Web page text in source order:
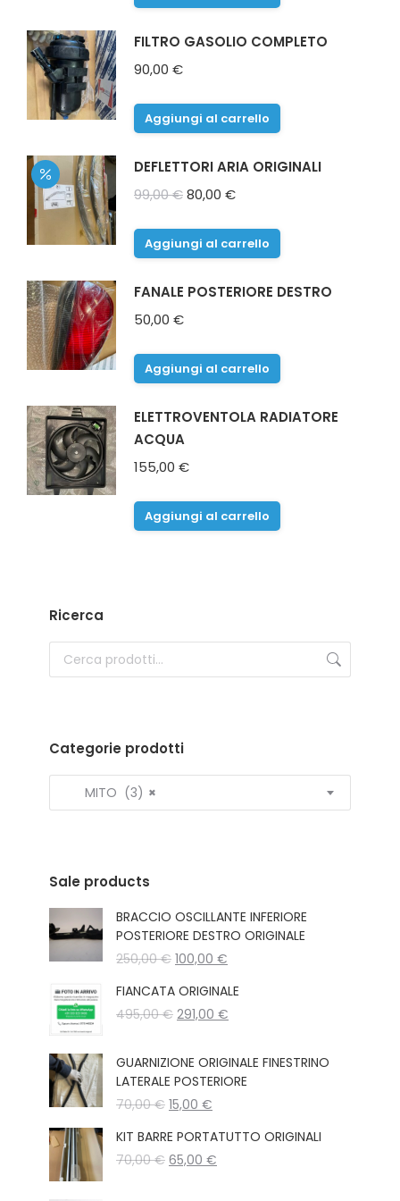
FILTRO GASOLIO COMPLETO
90,00 €
Aggiungi al carrello
DEFLETTORI ARIA ORIGINALI
99,00€Il
originale
99,00 €.
80,00 €Il
attuale
80,00 €.
Aggiungi al carrello
FANALE POSTERIORE DESTRO
50,00 €
Aggiungi al carrello
ELETTROVENTOLA RADIATORE
ACQUA
155,00 €
Aggiungi al carrello
Ricerca
Categorie prodotti
×
MITO (3)
Sale products
BRACCIO OSCILLANTE INFERIORE
POSTERIORE DESTRO ORIGINALE
250,00€ Il
originale
era:
100,00 €
attuale
è:
FIANCATA ORIGINALE
495,00€ Il
era:
495,00 €.
291,00 €
è:
291,00 €.
GUARNIZIONE ORIGINALE FINESTRINO
LATERALE POSTERIORE
70,00€ Il
originale
era:
15,00 €
attuale
è:
KIT BARRE PORTATUTTO ORIGINALI
70,00€ Il
65,00 €